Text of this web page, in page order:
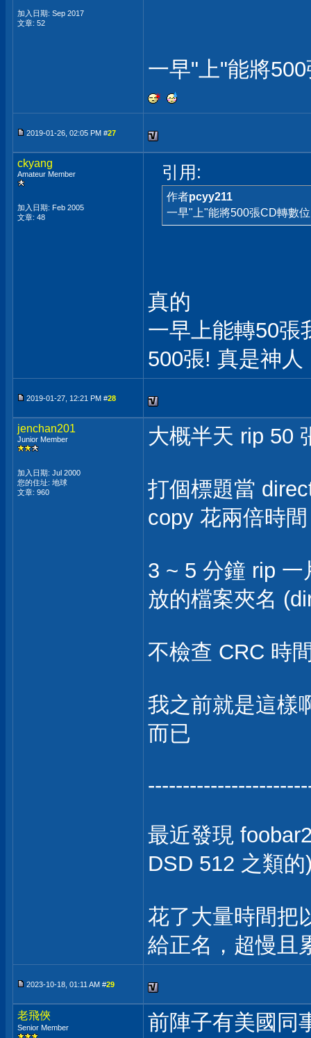
加入日期: Sep 2017
文章: 52
一早"上"能將
2019-01-26, 02:05 PM #27
ckyang
Amateur Member
加入日期: Feb 2005
文章: 48
引用:
作者pcyy211
一早"上"能將500張CD轉數
真的
一早上能轉50張
500張! 真是神人
2019-01-27, 12:21 PM #28
jenchan201
Junior Member
加入日期: Jul 2000
您的住址: 地球
文章: 960
大概半天 rip 50
打個標題當
copy 花兩倍時間
3 ~ 5 分鐘 rip
放的檔案夾名
不檢查 CRC 時
我之前就是這樣
而已
最近發現
DSD 512 之類
花了大量時間把
給正名，超慢且
2023-10-18, 01:11 AM #29
老飛俠
Senior Member
前陣子有美國同